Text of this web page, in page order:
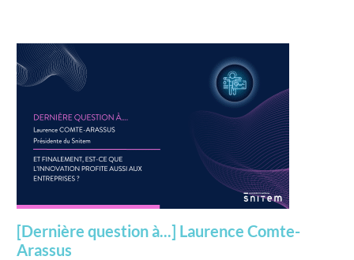
[Dernière question à...] Laurence Comte-
Arassus